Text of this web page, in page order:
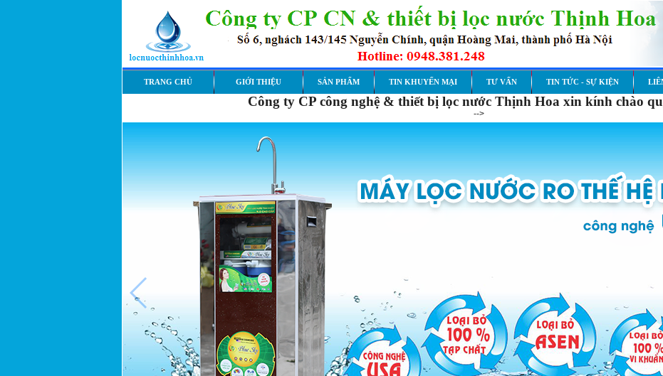
TRANG CHỦ GIỚI THIỆU SẢN PHẨM TIN KHUYẾN MẠI TƯ VẤN TIN TỨC - SỰ KIỆN
Công ty CP công nghệ & thiết bị lọc nước Thịnh Hoa xin kính chào
-->